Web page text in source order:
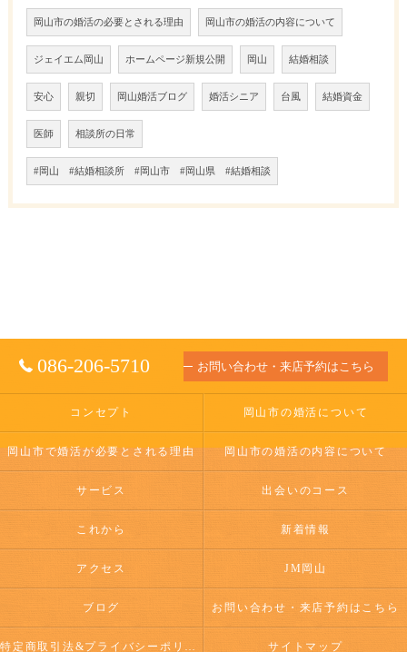
岡山市の婚活の必要とされる理由 岡山市の婚活の内容について
ジェイエム岡山 ホームページ新規公開 岡山 結婚相談
安心 親切 岡山婚活ブログ 婚活シニア 台風 結婚資金
医師 相談所の日常
#岡山 #結婚相談所 #岡山市 #岡山県 #結婚相談
086-206-5710 お問い合わせ・来店予約はこちら
コンセプト 岡山市の婚活について
岡山市で婚活が必要とされる理由 岡山市の婚活の内容について
サービス 出会いのコース
これから 新着情報
アクセス JM岡山
ブログ お問い合わせ・来店予約はこちら
特定商取引法&プライバシーポリシー サイトマップ